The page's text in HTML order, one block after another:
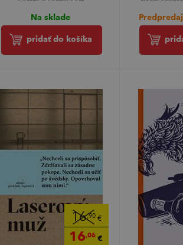
Na sklade
pridať do košíka
16,90 €
16,06 €